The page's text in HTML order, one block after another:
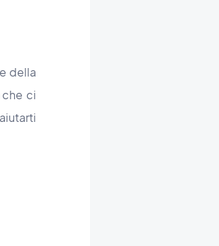
della
ci